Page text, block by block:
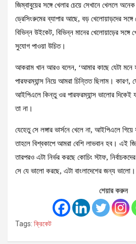
জিম্বাবুয়ের সঙ্গে খেলার চেয়ে সেখানে খেললে
ড্রেসিংরুমের ব্যাপার আছে, বড় খেলোয়াড়দের
বিভিন্ন উইকেট, বিভিন্ন মানের খেলোয়াড়ের
সুযোগ পাওয়া উচিত।
আকরাম খান আরও বলেন, ‘আমার কাছে যেটা মনে
পারফরম্যান্স নিয়ে আমরা চিন্তিত ছিলাম।
আইপিএলে কিন্তু ওর পারফরম্যান্স ভালোর দিকেই
তা না।
যেহেতু সে লঙ্গার ভার্সনে খেলে না, আইপিএলে
তাহলে বিশ্বকাপে আমরা বেশি লাভবান হব। এই
তারপরও এটা নির্ভর করছে কোচিং স্টাফ,
সে যে ভালো করছে, এটা বাংলাদেশের জন্য ভালো।
শেয়ার করুন
Tags: ক্রিকেট